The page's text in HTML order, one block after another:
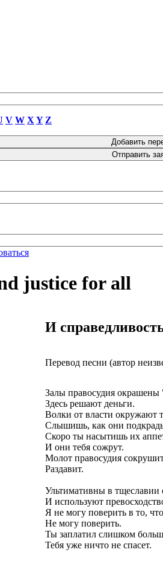
V W X Y Z
justice for all
И
Перевод песни (автор
Залы правосудия окрашены
Здесь решают деньги.
Волки от власти окружают
Слышишь, как они
Скоро ты насытишь их
И они тебя сожрут.
Молот правосудия
Раздавит.
Ультимативны в тщеславии
И используют
Я не могу поверить в то,
Не могу поверить.
Ты заплатил слишком
Тебя уже ничто не спасет.